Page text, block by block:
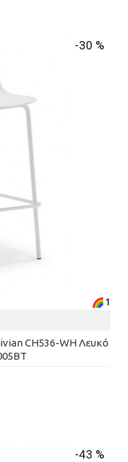
-30 %
1
CH536-WH Λευκό
-43 %